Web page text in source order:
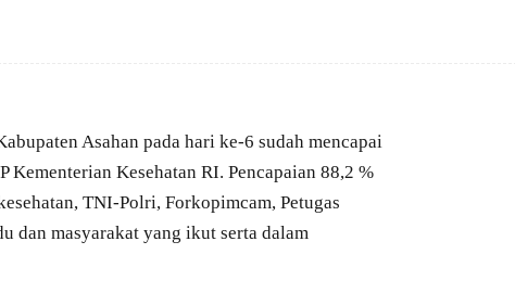
Asahan pada hari ke-6 sudah mencapai
Kesehatan RI. Pencapaian 88,2 %
TNI-Polri, Forkopimcam, Petugas
dan masyarakat yang ikut serta dalam